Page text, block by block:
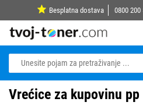
Besplatna dostava 0800 200
Vrećice za kupovinu